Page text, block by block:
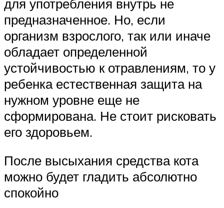
для употребления внутрь не
предназначенное. Но, если
организм взрослого, так или иначе
обладает определенной
устойчивостью к отравлениям, то у
ребенка естественная защита на
нужном уровне еще не
сформирована. Не стоит рисковать
его здоровьем.
После высыхания средства кота
можно будет гладить абсолютно
спокойно